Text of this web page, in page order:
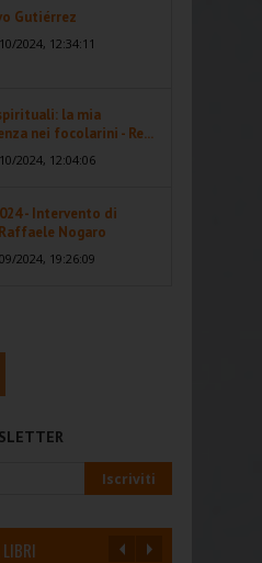
Gutiérrez
2024, 12:34:11
la mia
nei focolarini - Re...
2024, 12:04:06
- Intervento di
Nogaro
2024, 19:26:09